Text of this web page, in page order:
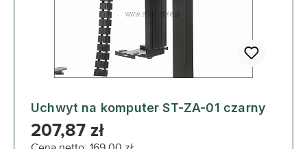
Uchwyt na komputer ST-ZA-01 czarny
Cena regularna:
207,87 zł